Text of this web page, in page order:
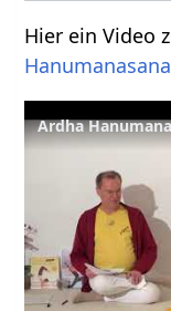
Hier ein Video
Hanumanasana
Ardha